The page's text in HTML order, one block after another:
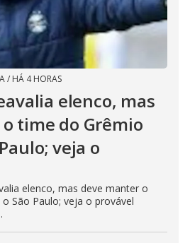
/ HÁ 4 HORAS
elenco, mas
time do Grêmio
veja o
elenco, mas deve manter o
São Paulo; veja o provável